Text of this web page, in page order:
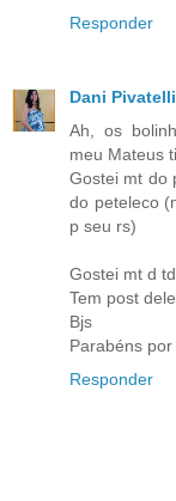
Responder
Dani Pivatelli
Ah, os
meu Mateus
Gostei mt do
do peteleco
p seu rs)
Gostei mt d
Tem post
Bjs
Parabéns
Responder